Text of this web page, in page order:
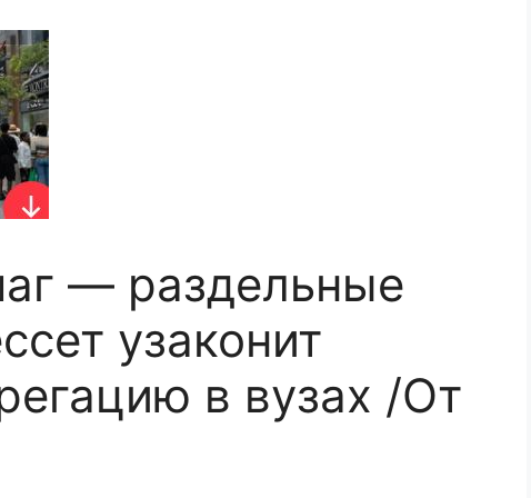
— раздельные
узаконит
в вузах /От